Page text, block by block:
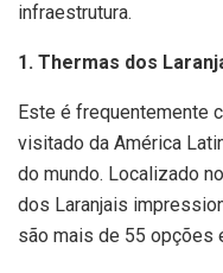
infraestrutura.
1. Thermas dos
Este é frequentemente
visitado da América
do mundo. Localizado
dos Laranjais
são mais de 55 opções